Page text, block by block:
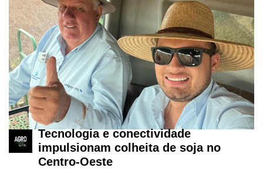
Tecnologia e conectividade
impulsionam colheita de soja no
Centro-Oeste